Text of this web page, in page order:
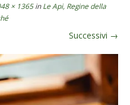
× 1365inLe Api, Regine della
Successivi →